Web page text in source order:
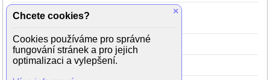
Hlavní přelíčení1971
Kráska a zvíře1971 58 (otec)
Panenství a kriminál
×
Chcete cookies?
Cookies používáme pro správné
fungování stránek a pro jejich
optimalizaci a vylepšení.